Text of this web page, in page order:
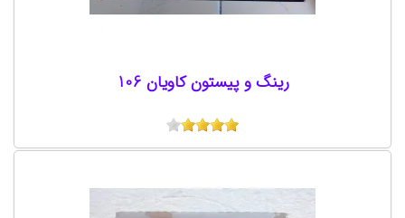
رینگ و پیستون کاویان 106